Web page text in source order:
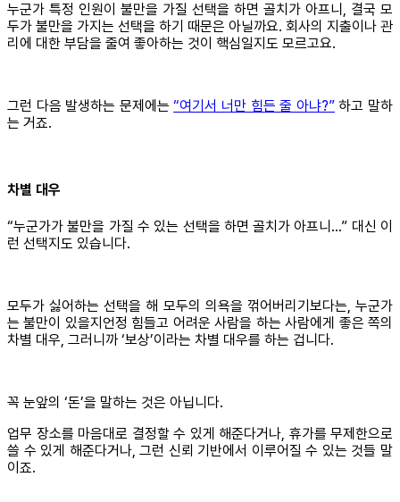
누군가 특정 인원이 불만을 가질 선택을 하면 골치가 아프니, 결국 모
두가 불만을 가지는 선택을 하기 때문은 아닐까요. 회사의 지출이나 관
리에 대한 부담을 줄여 좋아하는 것이 핵심일지도 모르고요.
그런 다음 발생하는 문제에는“여기서 너만 힘든 줄 아냐?”하고 말하
는 거죠.
차별 대우
“누군가가 불만을 가질 수 있는 선택을 하면 골치가 아프니…” 대신 이
런 선택지도 있습니다.
모두가 싫어하는 선택을 해 모두의 의욕을 꺾어버리기보다는, 누군가
는 불만이 있을지언정 힘들고 어려운 사람을 하는 사람에게 좋은 쪽의
차별 대우, 그러니까 ‘보상’이라는 차별 대우를 하는 겁니다.
꼭 눈앞의 ‘돈’을 말하는 것은 아닙니다.
업무 장소를 마음대로 결정할 수 있게 해준다거나, 휴가를 무제한으로
쓸 수 있게 해준다거나, 그런 신뢰 기반에서 이루어질 수 있는 것들 말
이죠.